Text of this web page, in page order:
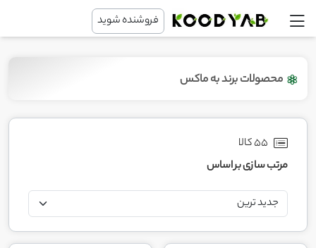
فروشنده شوید
محصولات برند به ماکس
55 کالا
مرتب سازی بر اساس